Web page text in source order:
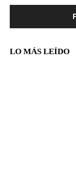
LO MÁS LEÍDO